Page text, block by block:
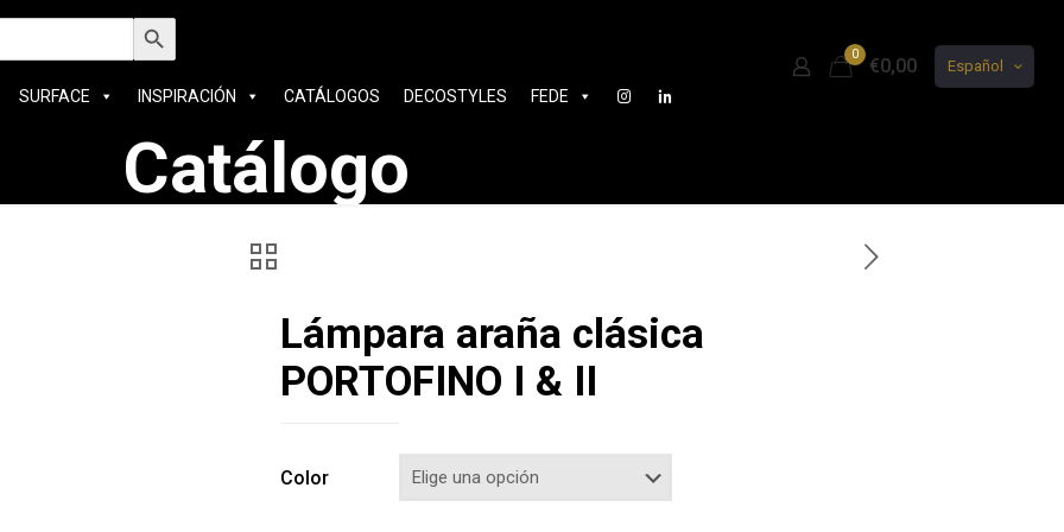
Botón de búsqueda
SURFACE INSPIRACIÓN CATÁLOGOS DECOSTYLES FEDE
0
€0,00 Español
Catálogo
Lámpara araña clásica
PORTOFINO I & II
Color